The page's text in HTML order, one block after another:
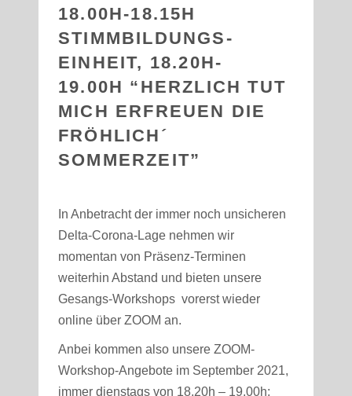
18.00H-18.15H
STIMMBILDUNGS-
EINHEIT, 18.20H-
19.00H “HERZLICH TUT
MICH ERFREUEN DIE
FRÖHLICH´
SOMMERZEIT”
In Anbetracht der immer noch unsicheren
Delta-Corona-Lage nehmen wir
momentan von Präsenz-Terminen
weiterhin Abstand und bieten unsere
Gesangs-Workshops vorerst wieder
online über ZOOM an.
Anbei kommen also unsere ZOOM-
Workshop-Angebote im September 2021,
immer dienstags von 18.20h – 19.00h: